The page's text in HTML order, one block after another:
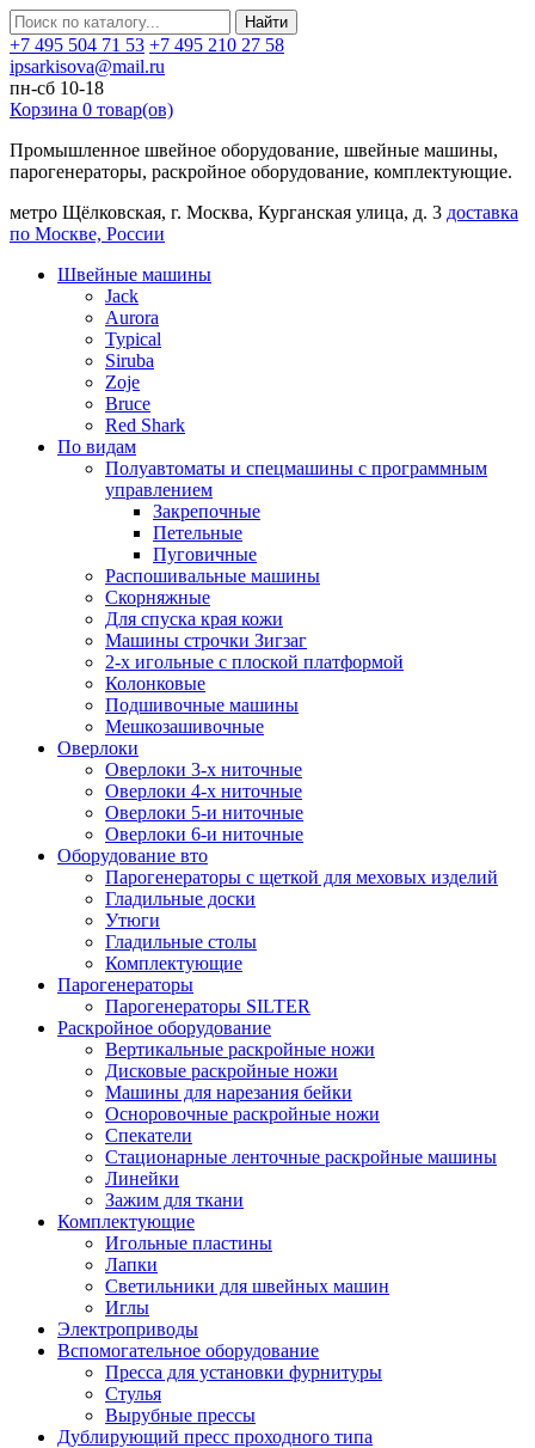
Найти
+7 495 504 71 53 +7 495 210 27 58
ipsarkisova@mail.ru
пн-сб 10-18
Корзина 0 товар(ов)
Промышленное швейное оборудование, швейные машины,
парогенераторы, раскройное оборудование, комплектующие.
метро Щёлковская, г. Москва, Курганская улица, д. 3 доставка
по Москве, России
Швейные машины
Jack
Aurora
Typical
Siruba
Zoje
Bruce
Red Shark
По видам
Полуавтоматы и спецмашины с программным
управлением
Закрепочные
Петельные
Пуговичные
Распошивальные машины
Скорняжные
Для спуска края кожи
Машины строчки Зигзаг
2-х игольные с плоской платформой
Колонковые
Подшивочные машины
Мешкозашивочные
Оверлоки
Оверлоки 3-х ниточные
Оверлоки 4-х ниточные
Оверлоки 5-и ниточные
Оверлоки 6-и ниточные
Оборудование вто
Парогенераторы с щеткой для меховых изделий
Гладильные доски
Утюги
Гладильные столы
Комплектующие
Парогенераторы
Парогенераторы SILTER
Раскройное оборудование
Вертикальные раскройные ножи
Дисковые раскройные ножи
Машины для нарезания бейки
Осноровочные раскройные ножи
Спекатели
Стационарные ленточные раскройные машины
Линейки
Зажим для ткани
Комплектующие
Игольные пластины
Лапки
Светильники для швейных машин
Иглы
Электроприводы
Вспомогательное оборудование
Пресса для установки фурнитуры
Стулья
Вырубные прессы
Дублирующий пресс проходного типа